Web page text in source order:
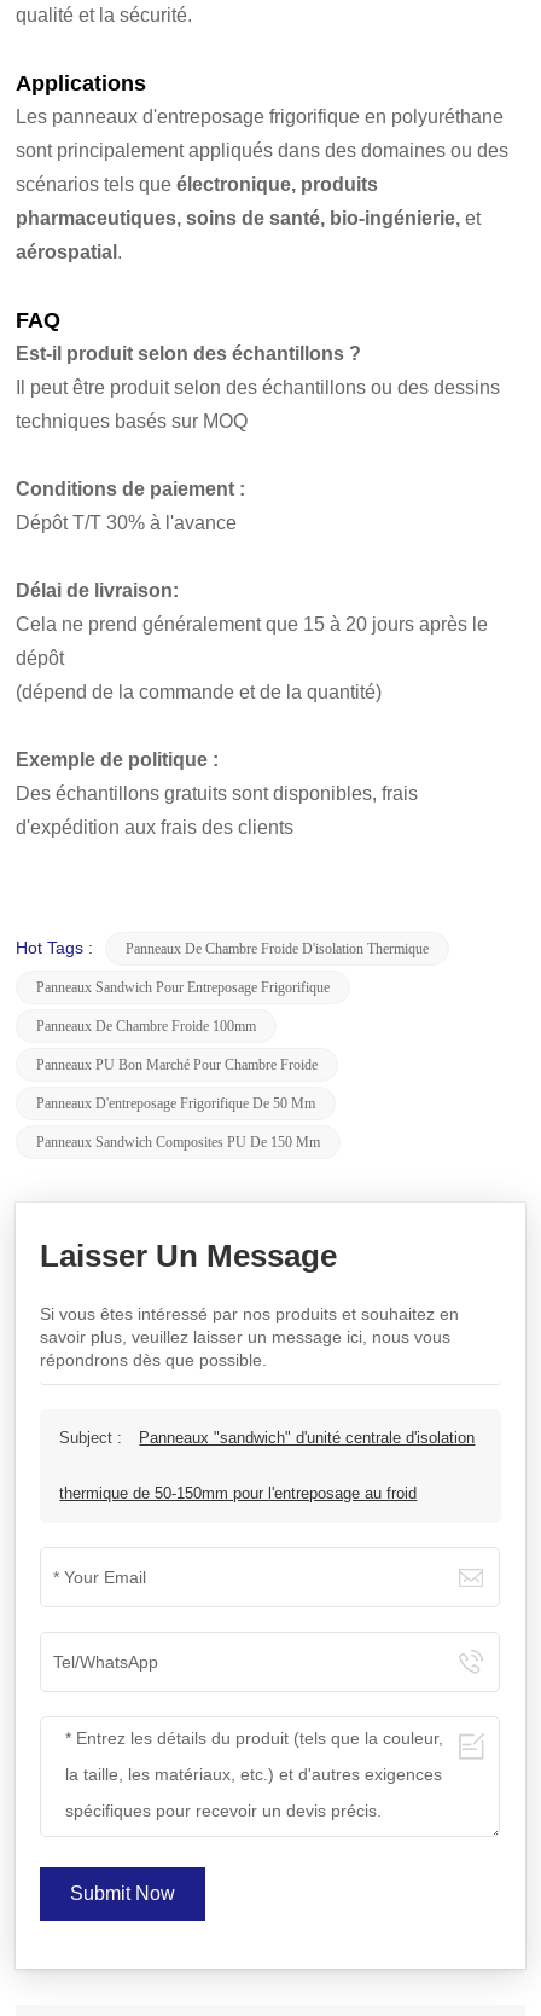
qualité et la sécurité.
Applications
Les panneaux d'entreposage frigorifique en polyuréthane
sont principalement appliqués dans des domaines ou des
scénarios tels queélectronique, produits
pharmaceutiques, soins de santé, bio-ingénierie, et
aérospatial .
FAQ
Est-il produit selon des échantillons ?
Il peut être produit selon des échantillons ou des dessins
techniques basés sur MOQ
Conditions de paiement :
Dépôt T/T 30% à l'avance
Délai de livraison:
Cela ne prend généralement que 15 à 20 jours après le
dépôt
(dépend de la commande et de la quantité)
Exemple de politique :
Des échantillons gratuits sont disponibles, frais
d'expédition aux frais des clients
Hot Tags : Panneaux De Chambre Froide D'isolation Thermique
Panneaux Sandwich Pour Entreposage Frigorifique
Panneaux De Chambre Froide 100mm
Panneaux PU Bon Marché Pour Chambre Froide
Panneaux D'entreposage Frigorifique De 50 Mm
Panneaux Sandwich Composites PU De 150 Mm
Laisser Un Message
Si vous êtes intéressé par nos produits et souhaitez en
savoir plus, veuillez laisser un message ici, nous vous
répondrons dès que possible.
Subject : Panneaux "sandwich" d'unité centrale d'isolation
thermique de 50-150mm pour l'entreposage au froid
Submit Now